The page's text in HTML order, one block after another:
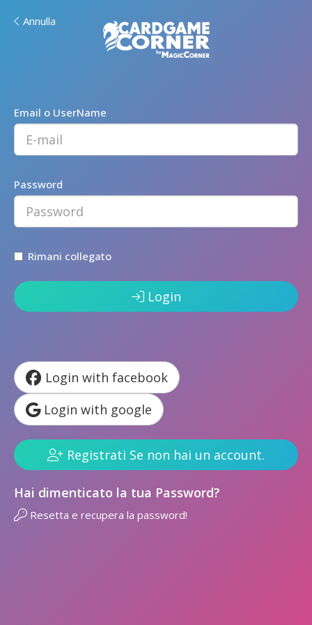
Annulla
Email o UserName
Password
Rimani collegato
Login
Login with facebook
Login with google
Registrati Se non hai un account.
Hai dimenticato la tua Password?
Resetta e recupera la password!